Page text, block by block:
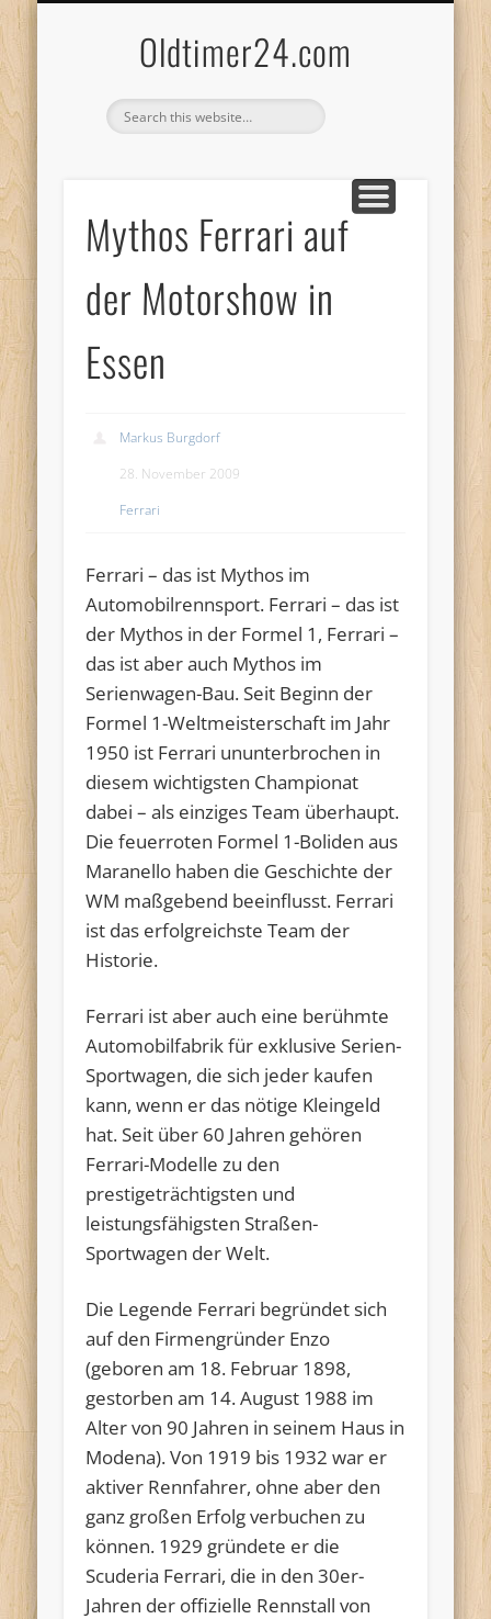
Oldtimer24.com
Mythos Ferrari auf
der Motorshow in
Essen
Markus Burgdorf
28. November 2009
Ferrari
Ferrari – das ist Mythos im
Automobilrennsport. Ferrari – das ist
der Mythos in der Formel 1, Ferrari –
das ist aber auch Mythos im
Serienwagen-Bau. Seit Beginn der
Formel 1-Weltmeisterschaft im Jahr
1950 ist Ferrari ununterbrochen in
diesem wichtigsten Championat
dabei – als einziges Team überhaupt.
Die feuerroten Formel 1-Boliden aus
Maranello haben die Geschichte der
WM maßgebend beeinflusst. Ferrari
ist das erfolgreichste Team der
Historie.
Ferrari ist aber auch eine berühmte
Automobilfabrik für exklusive Serien-
Sportwagen, die sich jeder kaufen
kann, wenn er das nötige Kleingeld
hat. Seit über 60 Jahren gehören
Ferrari-Modelle zu den
prestigeträchtigsten und
leistungsfähigsten Straßen-
Sportwagen der Welt.
Die Legende Ferrari begründet sich
auf den Firmengründer Enzo
(geboren am 18. Februar 1898,
gestorben am 14. August 1988 im
Alter von 90 Jahren in seinem Haus in
Modena). Von 1919 bis 1932 war er
aktiver Rennfahrer, ohne aber den
ganz großen Erfolg verbuchen zu
können. 1929 gründete er die
Scuderia Ferrari, die in den 30er-
Jahren der offizielle Rennstall von